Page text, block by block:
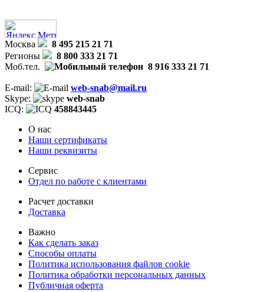
Москва
8 495 215 21 71
Регионы
8 800 333 21 71
Моб.тел.
8 916 333 21 71
E-mail:
web-snab@mail.ru
Skype:
web-snab
ICQ:
458843445
О нас
Наши сертификаты
Наши реквизиты
Сервис
Отдел по работе с клиентами
Расчет доставки
Доставка
Важно
Как сделать заказ
Способы оплаты
Политика использования файлов cookie
Политика обработки персональных данных
Публичная оферта